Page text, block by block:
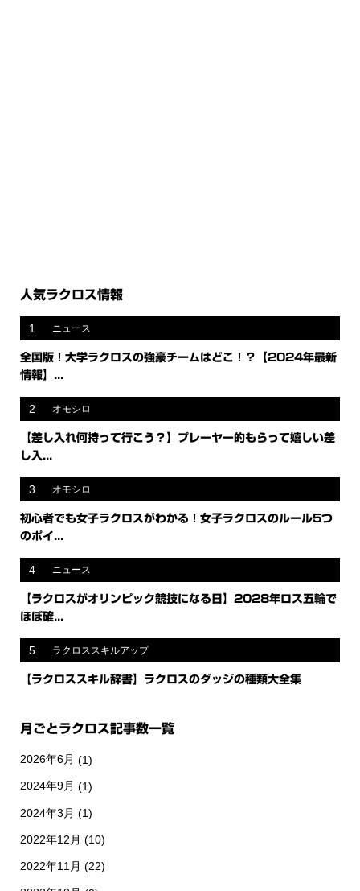
人気ラクロス情報
1 ニュース
全国版！大学ラクロスの強豪チームはどこ！？【2024年最新
情報】...
2 オモシロ
【差し入れ何持って行こう？】プレーヤー的もらって嬉しい差
し入...
3 オモシロ
初心者でも女子ラクロスがわかる！女子ラクロスのルール5つ
のポイ...
4 ニュース
【ラクロスがオリンピック競技になる日】2028年ロス五輪で
ほぼ確...
5 ラクロススキルアップ
【ラクロススキル辞書】ラクロスのダッジの種類大全集
月ごとラクロス記事数一覧
2026年6月 (1)
2024年9月 (1)
2024年3月 (1)
2022年12月 (10)
2022年11月 (22)